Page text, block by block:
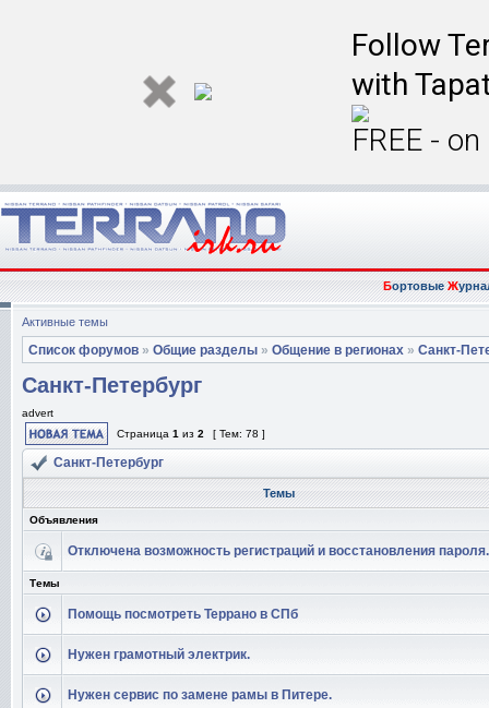
Follow
with
FREE -
БортовыеЖ
Активные темы
Список форумов » Общие разделы » Общение в регионах » Санкт-
Санкт-Петербург
advert
Страница 1 из 2 [ Тем: 78 ]
Санкт-Петербург
Темы
Объявления
Отключена возможность регистраций и восстановления пароля.
Темы
Помощь посмотреть Террано в СПб
Нужен грамотный электрик.
Нужен сервис по замене рамы в Питере.